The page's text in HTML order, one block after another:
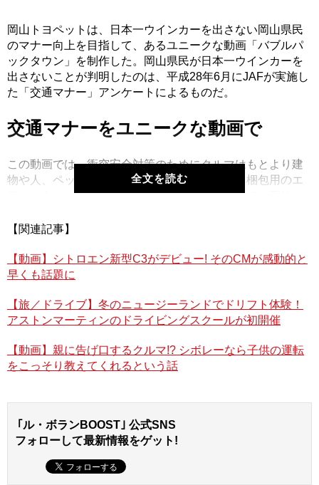
岡山トヨペットは、日本一ウインカーを出さない岡山県民
のマナー向上を目指して、あるユニークな動画「バブルパ
ックタウン」を制作した。岡山県民が日本一ウインカーを
出さないことが判明したのは、平成28年6月にJAFが実施し
た「交通マナー」アンケートによるものだ。
交通マナーをユニークな動画で
この動画では、衝突安全対策のためにクルマはもとより建
物や人、ペットに至るまで、すべてプチプチ（梱包用のエ
アパッキン）で包んでしまうという大胆な発想で、事故の
この動画に使用されたプチプチをデザインしたのは、武蔵
野美術大学・空間演出デザイン学科の津村耕佑教授。津村
教授は、プチプチのアート作品を手がけており自身のブラ
ンド「FINAL HOME」も展開。海外でも高い評価を受けて
全文を読む
【関連記事】
【動画】シトロエン新型C3がデビュー! そのCMが感動的と
早くも話題に
【旅／ドライブ】冬のニュージーランドでドリフト体験！
アストンマーティンのドライビングスクールが初開催
【動画】親に告げ口するクルマ!? シボレーなら子供の運転
をこっそり教えてくれるという話
｢ル・ボランBOOST｣ 公式SNS
フォローして最新情報をゲット!